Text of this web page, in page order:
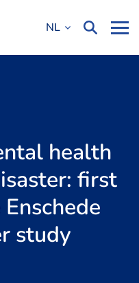
NL
health
first
study